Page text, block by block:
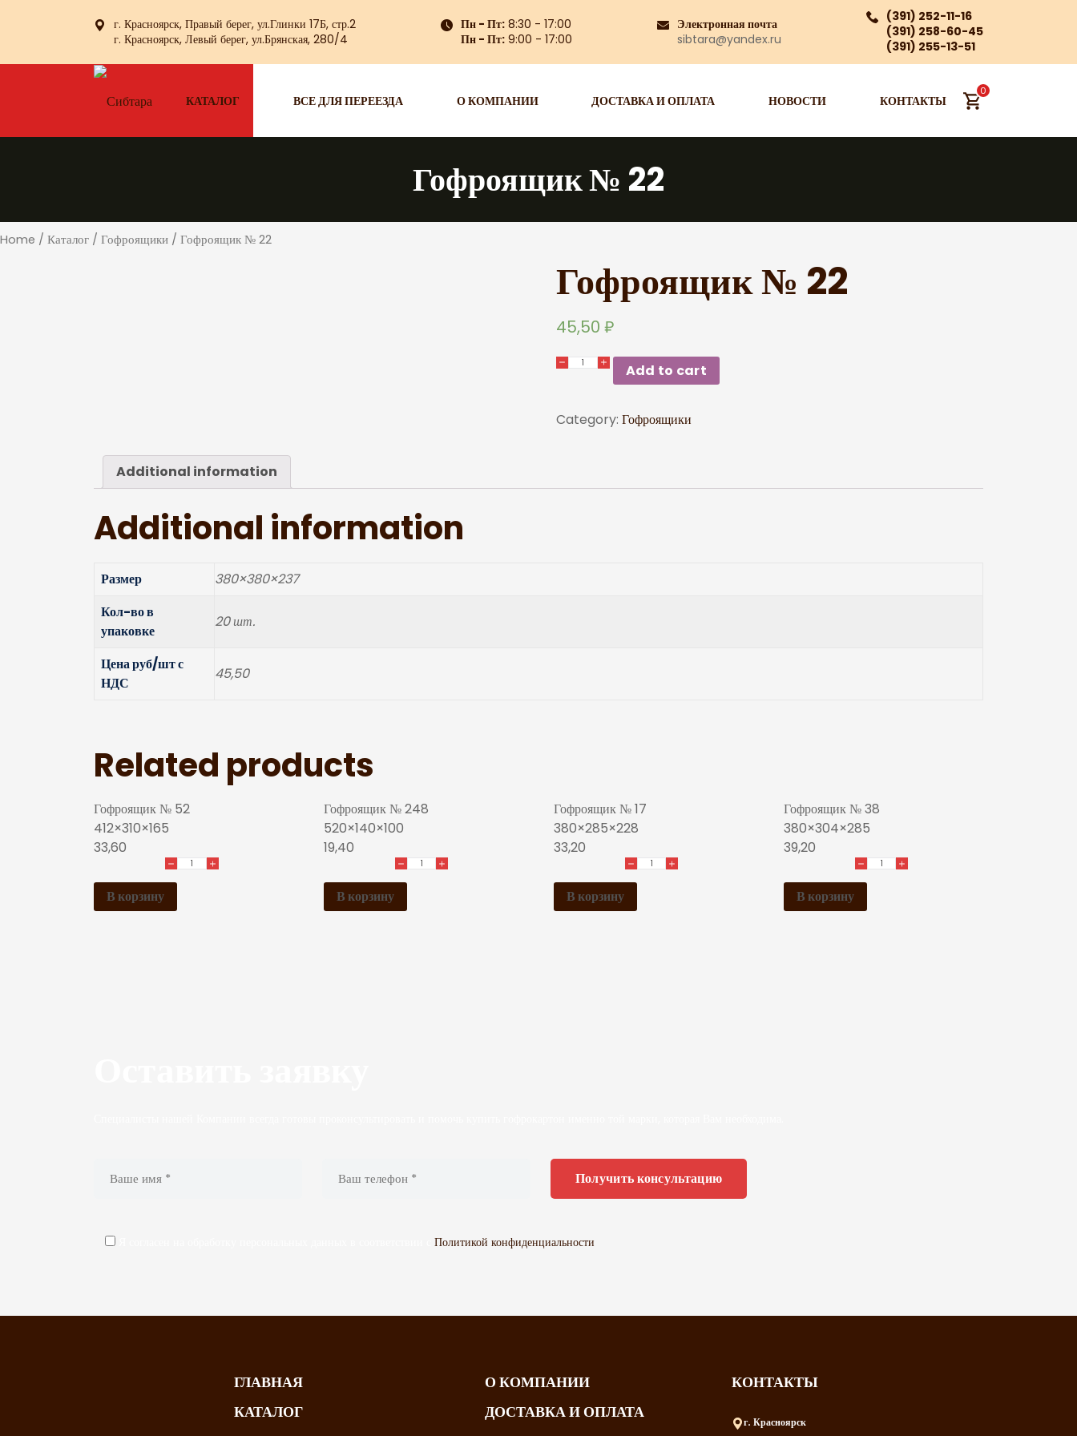
г. Красноярск, Правый берег, ул.Глинки 17Б, стр.2
г. Красноярск, Левый берег, ул.Брянская, 280/4
Пн - Пт: 8:30 - 17:00
Пн - Пт: 9:00 - 17:00
Электронная почта
sibtara@yandex.ru
(391) 252-11-16
(391) 258-60-45
(391) 255-13-51
КАТАЛОГ ВСЕ ДЛЯ ПЕРЕЕЗДА О КОМПАНИИ ДОСТАВКА И ОПЛАТА НОВОСТИ КОНТАКТЫ
0
Гофроящик № 22
Home / Каталог / Гофроящики / Гофроящик № 22
Гофроящик № 22
45,50₽
Add to cart
Category:Гофроящики
Additional information
Additional information
Размер
380×380×237
Кол-во в
упаковке
20 шт.
Цена руб/шт с
НДС
45,50
Related products
Гофроящик № 52
412×310×165
33,60
В корзину
Гофроящик № 248
520×140×100
19,40
В корзину
Гофроящик № 17
380×285×228
33,20
В корзину
Гофроящик № 38
380×304×285
39,20
В корзину
Политикой конфиденциальности
ГЛАВНАЯ
О КОМПАНИИ
КАТАЛОГ
ДОСТАВКА И ОПЛАТА
КОНТАКТЫ
г. Красноярск